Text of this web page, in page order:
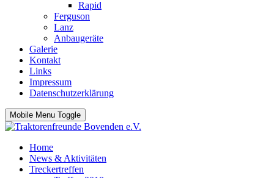
Rapid
Ferguson
Lanz
Anbaugeräte
Galerie
Kontakt
Links
Impressum
Datenschutzerklärung
Mobile Menu Toggle
Home
News & Aktivitäten
Treckertreffen